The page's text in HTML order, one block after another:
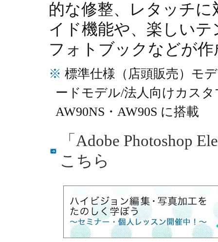
的な修整、レタッチ
イド機能や、楽しい
フォトブックなどが
※ 標準仕様（店頭販売）モ
ードモデル/法人向けカス
AW90NS・AW90S に搭載
「Adobe Photoshop
こちら